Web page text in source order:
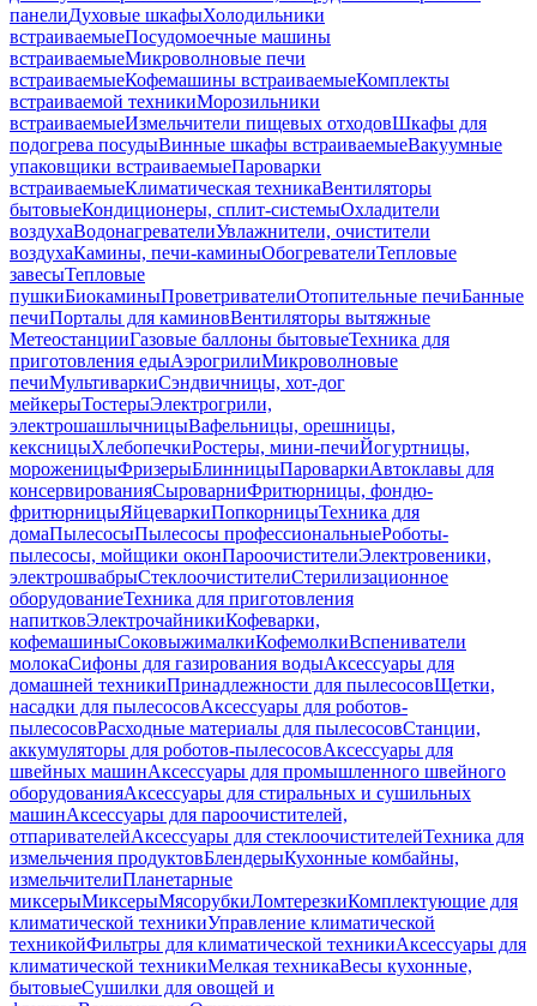
панелиДуховые шкафыХолодильники
встраиваемыеПосудомоечные машины
встраиваемыеМикроволновые печи
встраиваемыеКофемашины встраиваемыеКомплекты
встраиваемой техникиМорозильники
встраиваемыеИзмельчители пищевых отходовШкафы для
подогрева посудыВинные шкафы встраиваемыеВакуумные
упаковщики встраиваемыеПароварки
встраиваемыеКлиматическая техникаВентиляторы
бытовыеКондиционеры, сплит-системыОхладители
воздухаВодонагревателиУвлажнители, очистители
воздухаКамины, печи-каминыОбогревателиТепловые
завесыТепловые
пушкиБиокаминыПроветривателиОтопительные печиБанные
печиПорталы для каминовВентиляторы вытяжные
МетеостанцииГазовые баллоны бытовыеТехника для
приготовления едыАэрогрилиМикроволновые
печиМультиваркиСэндвичницы, хот-дог
мейкерыТостерыЭлектрогрили,
электрошашлычницыВафельницы, орешницы,
кексницыХлебопечкиРостеры, мини-печиЙогуртницы,
мороженицыФризерыБлинницыПароваркиАвтоклавы для
консервированияСыроварниФритюрницы, фондю-
фритюрницыЯйцеваркиПопкорницыТехника для
домаПылесосыПылесосы профессиональныеРоботы-
пылесосы, мойщики оконПароочистителиЭлектровеники,
электрошвабрыСтеклоочистителиСтерилизационное
оборудованиеТехника для приготовления
напитковЭлектрочайникиКофеварки,
кофемашиныСоковыжималкиКофемолкиВспениватели
молокаСифоны для газирования водыАксессуары для
домашней техникиПринадлежности для пылесосовЩетки,
насадки для пылесосовАксессуары для роботов-
пылесосовРасходные материалы для пылесосовСтанции,
аккумуляторы для роботов-пылесосовАксессуары для
швейных машинАксессуары для промышленного швейного
оборудованияАксессуары для стиральных и сушильных
машинАксессуары для пароочистителей,
отпаривателейАксессуары для стеклоочистителейТехника для
измельчения продуктовБлендерыКухонные комбайны,
измельчителиПланетарные
миксерыМиксерыМясорубкиЛомтерезкиКомплектующие для
климатической техникиУправление климатической
техникойФильтры для климатической техникиАксессуары для
климатической техникиМелкая техникаВесы кухонные,
бытовыеСушилки для овощей и